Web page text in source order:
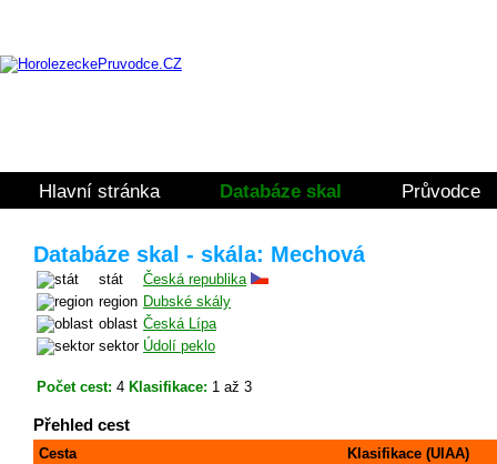
Hlavní stránka Databáze skal Průvodce
Databáze skal - skála: Mechová
stát
Česká republika
region Dubské skály
oblast Česká Lípa
sektor Údolí peklo
Počet cest: 4 Klasifikace: 1 až 3
Přehled cest
Cesta
Klasifikace (UIAA)